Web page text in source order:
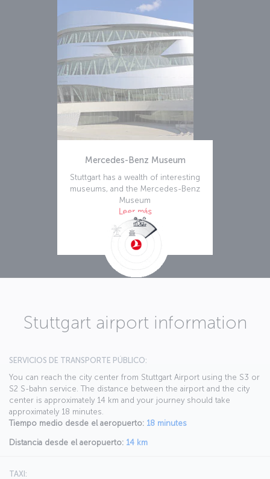
Mercedes-Benz Museum
Stuttgart has a wealth of interesting
museums, and the Mercedes-Benz
Museum
Leer más
Stuttgart airport information
SERVICIOS DE TRANSPORTE PÚBLICO:
You can reach the city center from Stuttgart Airport using the S3 or
S2 S-bahn service. The distance between the airport and the city
center is approximately 14 km and your journey should take
approximately 18 minutes.
Tiempo medio desde el aeropuerto: 18 minutes
Distancia desde el aeropuerto: 14 km
TAXI: